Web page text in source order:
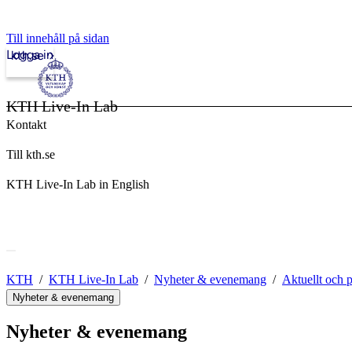
Till innehåll på sidan
kth.se
Logga in
KTH Live-In Lab
Kontakt
Till kth.se
KTH Live-In Lab in English
KTH KTH Live-In Lab Nyheter & evenemang Aktuellt och
Nyheter & evenemang
Nyheter & evenemang